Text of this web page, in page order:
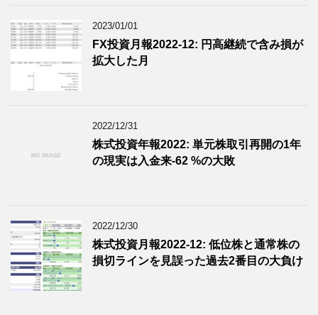
2023/01/01
FX投資月報2022-12: 円高継続で含み損が
拡大した月
2022/12/31
株式投資年報2022: 単元株取引再開の1年
の現実は入金来-62 %の大敗
2022/12/30
株式投資月報2022-12: 低位株と通常株の
損切ラインを見誤った過去2番目の大負け